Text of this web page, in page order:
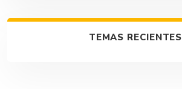
TEMAS RECIENTES